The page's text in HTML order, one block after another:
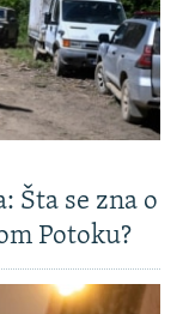
Šta se zna o
Potoku?